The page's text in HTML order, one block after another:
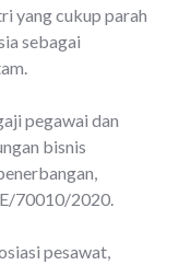
yang cukup parah
sebagai
pegawai dan
bisnis
70010/2020.
pesawat,